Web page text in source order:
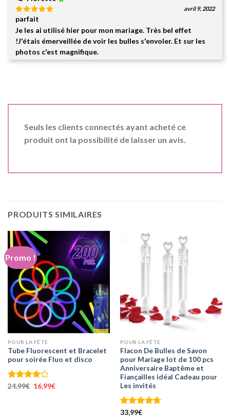
Note5
5
avril 9, 2022
parfait
Je les ai utilisé hier pour mon mariage. Très bel effet
!J'étais émerveillée de voir les bulles s'envoler. Et sur les
photos c'est magnifique.
Seuls les clients connectés ayant acheté ce
produit ont la possibilité de laisser un avis.
PRODUITS SIMILAIRES
Promo !
POUR LA FÊTE
Tube Fluorescent et Bracelet
pour soirée Fluo et disco
Note
24,99€ Le
prix
16,99€Le
POUR LA FÊTE
Flacon De Bulles de Savon
pour Mariage lot de 100 pcs
Anniversaire Baptême et
Fiançailles idéal Cadeau pour
Les invités
Note4.71
33,99€